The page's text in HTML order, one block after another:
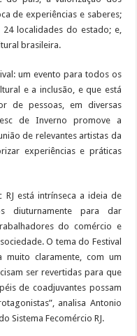
de experiências e saberes;
localidades do estado; e,
brasileira.
um evento para todos os
e a inclusão, e que está
de pessoas, em diversas
de Inverno promove a
de relevantes artistas da
experiências e práticas
RJ está intrínseca a ideia de
diuturnamente para dar
do comércio e
O tema do Festival
claramente, com um
ser revertidas para que
de coadjuvantes possam
analisa Antonio
Sistema Fecomércio RJ.